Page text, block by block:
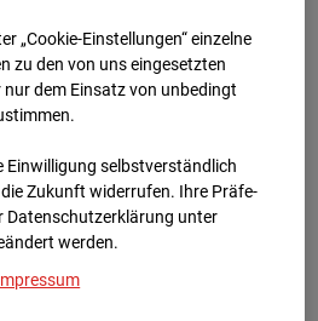
Zur Übersicht
13:30,
„Cookie-Einstellungen“ einzelne
zu den von uns eingesetzten
dem Einsatz von unbedingt
Einwilligung selbstverständlich
Zukunft widerrufen. Ihre Prä­fe­
Datenschutzerklärung unter
werden.